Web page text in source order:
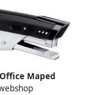
Maped
Metal